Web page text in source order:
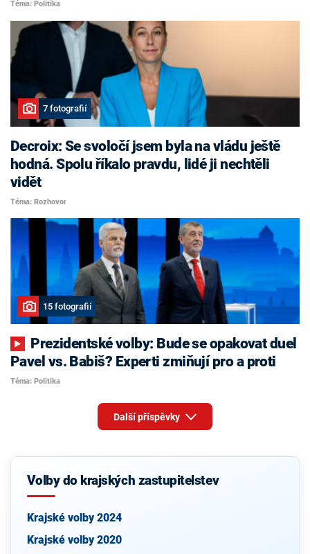
Téma: Politika
7 fotografií
Decroix: Se svoločí jsem byla na vládu ještě
hodná. Spolu říkalo pravdu, lidé ji nechtěli
vidět
Téma: Rozhovor
15 fotografií
Pavel vs. Babiš? Experti zmiňují pro a proti
Téma: Politika
Další příspěvky
Volby do krajských zastupitelstev
Krajské volby 2024
Krajské volby 2020